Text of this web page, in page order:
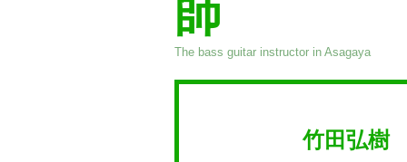
師
The bass guitar instructor in Asagaya
竹田弘樹